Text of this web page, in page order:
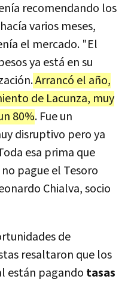
recomendando los
varios meses,
el mercado. "El
ya está en su
Arrancó el año,
de Lacunza, muy
80%. Fue un
disruptivo pero ya
esa prima que
pague el Tesoro
Chialva, socio
de
resaltaron que los
están pagando tasas